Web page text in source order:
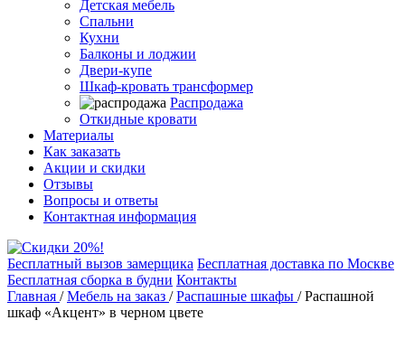
Детская мебель
Спальни
Кухни
Балконы и лоджии
Двери-купе
Шкаф-кровать трансформер
Распродажа
Откидные кровати
Материалы
Как заказать
Акции и скидки
Отзывы
Вопросы и ответы
Контактная информация
Бесплатный вызов замерщика Бесплатная доставка по Москве
Бесплатная сборка в будни Контакты
Главная /Мебель на заказ /Распашные шкафы /Распашной
шкаф «Акцент» в черном цвете